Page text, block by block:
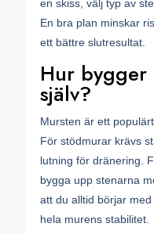
en skiss, välj typ av
En bra plan minskar
ett bättre slutresultat.
Hur bygger
själv?
Mursten är ett
För stödmurar krävs
lutning för dränering.
bygga upp stenarna
att du alltid börjar
hela murens stabilitet.